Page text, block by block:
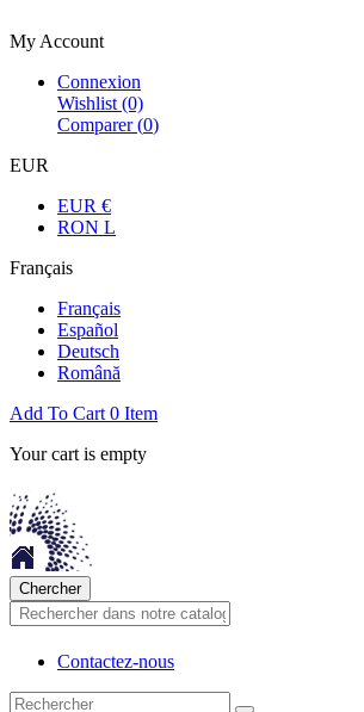
My Account
Connexion
Wishlist (0)
Comparer (0)
EUR
EUR €
RON L
Français
Français
Español
Deutsch
Română
Add To Cart 0 Item
Your cart is empty
Chercher
Contactez-nous